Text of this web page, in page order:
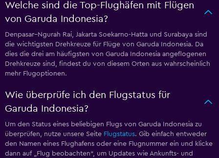
Welche sind die Top-Flughäfen mit Flügen
von Garuda Indonesia?
Denpasar–Ngurah Rai, Jakarta Soekarno-Hatta und Surabaya sind
die wichtigsten Drehkreuze für Flüge von Garuda Indonesia. Da
dies die drei am häufigsten von Garuda Indonesia angeflogenen
Drehkreuze sind, findest du von diesem Orten aus wahrscheinlich
mehr Flugoptionen.
Wie überprüfe ich den Flugstatus für
Garuda Indonesia?
Um den Status eines beliebigen Flugs von Garuda Indonesia zu
überprüfen, nutze unsere Seite Flugstatus. Gib einfach entweder
den Namen eines Flughafens oder eine Flugnummer ein und klicke
dann auf „Flug beobachten“, um Updates wie Ankunfts- und